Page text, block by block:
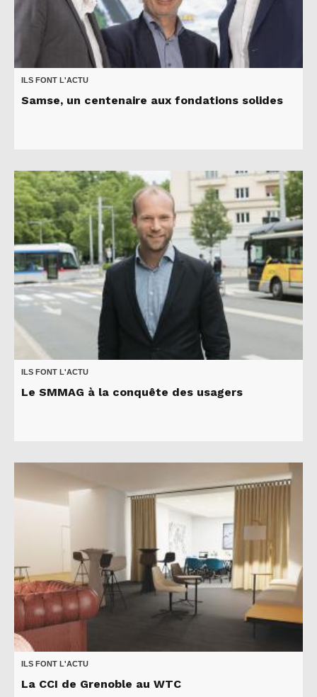
ILS FONT L'ACTU
Samse, un centenaire aux fondations solides
ILS FONT L'ACTU
Le SMMAG à la conquête des usagers
ILS FONT L'ACTU
La CCI de Grenoble au WTC